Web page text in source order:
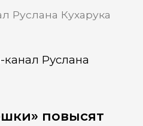
Руслана Кухарука
канал Руслана
повысят